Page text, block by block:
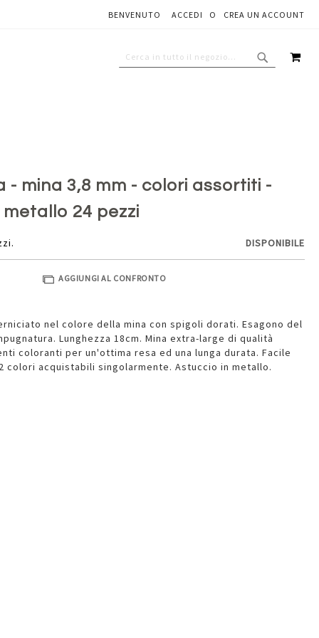
BENVENUTO ACCEDI CREA UN ACCOUNT
- mina 3,8 mm - colori assortiti -
24 pezzi
DISPONIBILE
AGGIUNGI AL CONFRONTO
nel colore della mina con spigoli dorati. Esagono del
Lunghezza 18cm. Mina extra-large di qualità
coloranti per un'ottima resa ed una lunga durata. Facile
colori acquistabili singolarmente. Astuccio in metallo.